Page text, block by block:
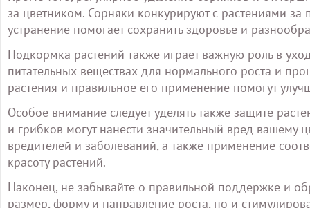
за цветником. Сорняки конкурируют с растениями за
устранение помогает сохранить здоровье и
Подкормка растений также играет важную роль в
питательных веществах для нормального роста и
растения и правильное его применение помогут
Особое внимание следует уделять также защите
и грибков могут нанести значительный вред вашему
вредителей и заболеваний, а также применение
красоту растений.
Наконец, не забывайте о правильной поддержке и
размер, форму и направление роста, но и